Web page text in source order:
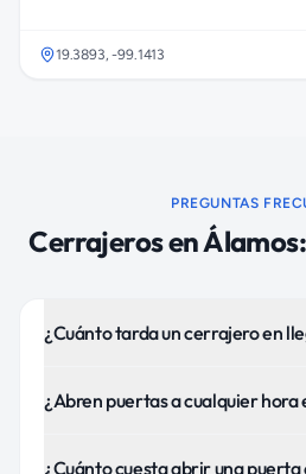
19.3893,-99.1413
PREGUNTAS
CerrajerosenÁlamos
¿Cuánto tarda un cerrajero en
¿Abren puertas a cualquier hora
¿Cuánto cuesta abrir una puerta